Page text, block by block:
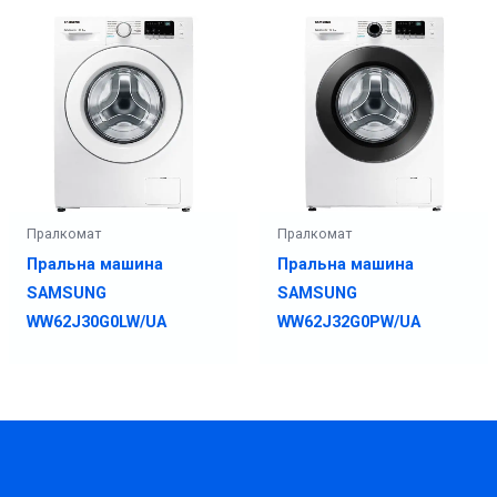
Пралкомат
Пральна машина
SAMSUNG
WW62J30G0LW/UA
Пралкомат
Пральна машина
SAMSUNG
WW62J32G0PW/UA